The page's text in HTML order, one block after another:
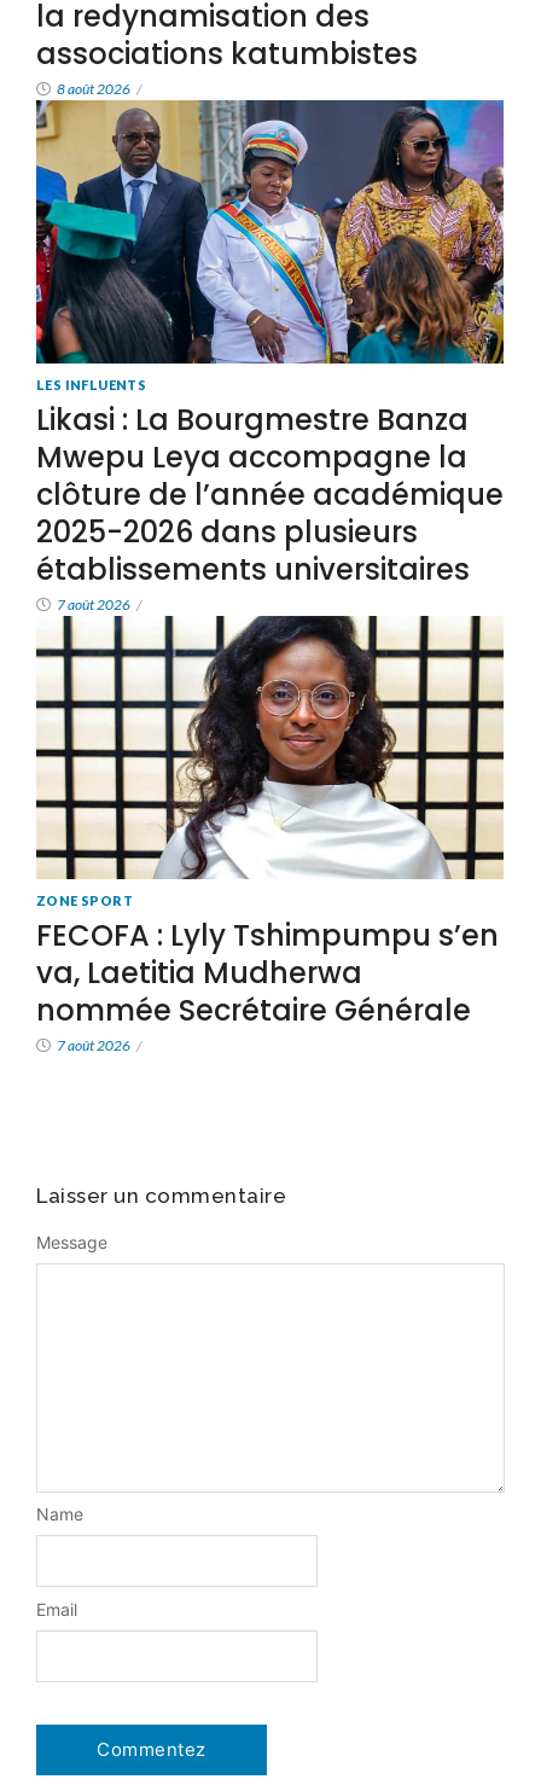
la redynamisation des
associations katumbistes
8 août 2026 /
LES INFLUENTS
Likasi : La Bourgmestre Banza
Mwepu Leya accompagne la
clôture de l’année académique
2025-2026 dans plusieurs
établissements universitaires
7 août 2026 /
ZONE SPORT
FECOFA : Lyly Tshimpumpu s’en
va, Laetitia Mudherwa
nommée Secrétaire Générale
7 août 2026 /
Laisser un commentaire
Message
Name
Email